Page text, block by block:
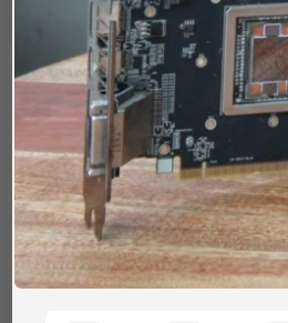
MEMÓRIAS
NOTEBOOKS
PERIFÉRICOS
PLACAS-
MÃE
SISTEMAS
DE
REFRIGERAÇÃO
SSDS